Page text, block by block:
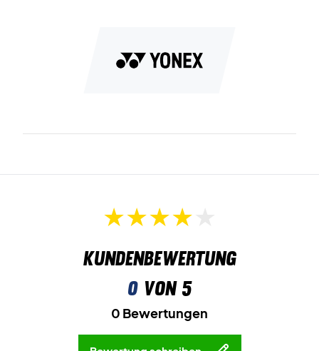
Kundenbewertung
0von 5
0 Bewertungen